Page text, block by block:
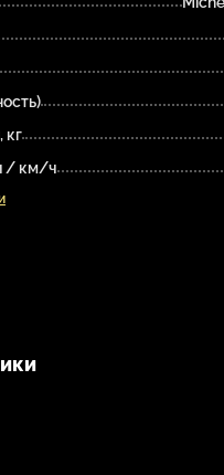
кг
/ км/ч